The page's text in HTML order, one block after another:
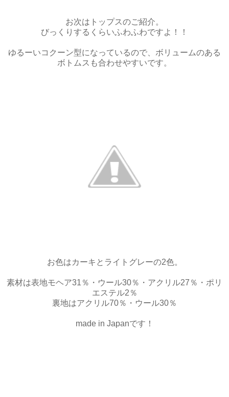
お次はトップスのご紹介。
びっくりするくらいふわふわですよ！！
ゆるーいコクーン型になっているので、ボリュームのある
ボトムスも合わせやすいです。
お色はカーキとライトグレーの2色。
素材は表地モヘア31％・ウール30％・アクリル27％・ポリ
エステル2％
裏地はアクリル70％・ウール30％
made in Japanです！